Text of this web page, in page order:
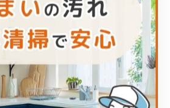
られる場合は、事前に料金体系や
確認しましょう。
スを取るには、口コミやランキン
数業者の比較検討が効果的です。
て最もコスパが良かった」といっ
ことで、納得のいく業者選びが可